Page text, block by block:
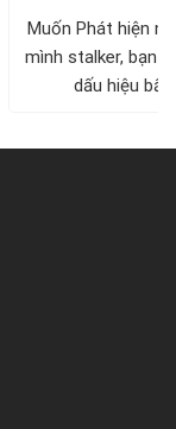
Muốn Phát hiện
mình stalker, bạn
dấu hiệu bất